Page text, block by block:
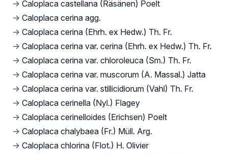
→ Caloplaca castellana (Räsänen) Poelt
→ Caloplaca cerina agg.
→ Caloplaca cerina (Ehrh. ex Hedw.) Th. Fr.
→ Caloplaca cerina var. cerina (Ehrh. ex Hedw.) Th. Fr.
→ Caloplaca cerina var. chloroleuca (Sm.) Th. Fr.
→ Caloplaca cerina var. muscorum (A. Massal.) Jatta
→ Caloplaca cerina var. stillicidiorum (Vahl) Th. Fr.
→ Caloplaca cerinella (Nyl.) Flagey
→ Caloplaca cerinelloides (Erichsen) Poelt
→ Caloplaca chalybaea (Fr.) Müll. Arg.
→ Caloplaca chlorina (Flot.) H. Olivier